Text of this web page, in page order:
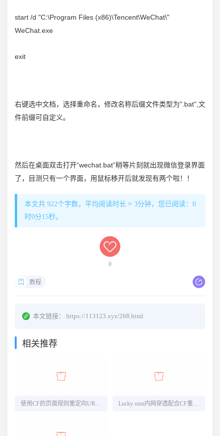
start /d "C:\Program Files (x86)\Tencent\WeChat\"
WeChat.exe
exit
右键选中文档，选择重命名，修改名称后缀文件类型为".bat",文
件前缀可自定义。
然后在桌面双击打开“wechat.bat”稍等片刻就出现微信登录界面
了，目测只有一个界面，用鼠标移开后就发现有两个啦！！
本文共 922个字数，平均阅读时长 ≈ 3分钟，您已阅读：0
时0分15秒。
0
教程
本文链接： https://113123.xyz/268.html
相关推荐
使用CF的页面规则重定向URL以固定STUN内网穿透的端口 Lucky stun内网穿透配合CF重定向实现无公网ipv4访问和v4/v6分流